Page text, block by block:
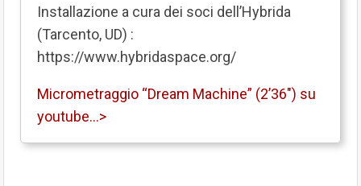
Installazione a cura dei soci dell’Hybrida
(Tarcento, UD) :
https://www.hybridaspace.org/
Micrometraggio “Dream Machine” (2’36″) su
youtube…>